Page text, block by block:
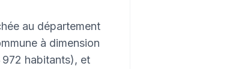
au département
à dimension
972 habitants), et